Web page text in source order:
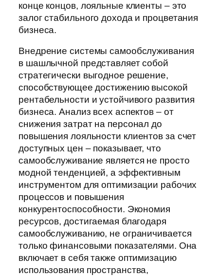
конце концов, лояльные клиенты – это
залог стабильного дохода и процветания
бизнеса.
Внедрение системы самообслуживания
в шашлычной представляет собой
стратегически выгодное решение,
способствующее достижению высокой
рентабельности и устойчивого развития
бизнеса. Анализ всех аспектов – от
снижения затрат на персонал до
повышения лояльности клиентов за счет
доступных цен – показывает, что
самообслуживание является не просто
модной тенденцией, а эффективным
инструментом для оптимизации рабочих
процессов и повышения
конкурентоспособности. Экономия
ресурсов, достигаемая благодаря
самообслуживанию, не ограничивается
только финансовыми показателями. Она
включает в себя также оптимизацию
использования пространства,